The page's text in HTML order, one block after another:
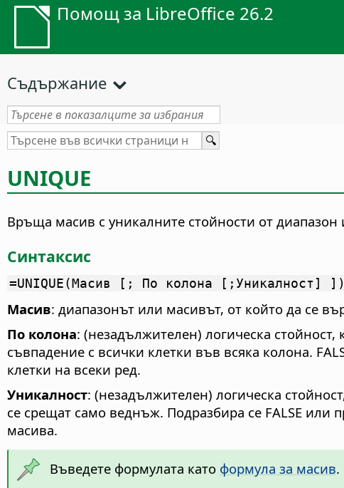
Помощ за LibreOffice 26.2
Съдържание
UNIQUE
Връща масив с уникалните стойности от диапазон
Синтаксис
=UNIQUE(Масив [; По колона [;Уникалност] ])
Масив: диапазонът или масивът, от който да се
По колона: (незадължителен) логическа стойност,
съвпадение с всички клетки във всяка колона.
клетки на всеки ред.
Уникалност: (незадължителен) логическа
се срещат само веднъж. Подразбира се FALSE или
масива.
Въведете формулата като формула за масив.